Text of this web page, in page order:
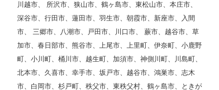
川越市、 所沢市、狭山市、鶴ヶ島市、東松山市、本庄市、
深谷市、行田市、蓮田市、羽生市、朝霞市、新座市、入間
市、 三郷市、八潮市、戸田市、川口市、 蕨市、越谷市、草
加市、春日部市、熊谷市、上尾市、上里町、伊奈町、小鹿野
町、小川町、桶川市、越生町、加須市、神側川町、川島町、
北本市、久喜市、幸手市、坂戸市、越谷市、鴻巣市、志木
市、白岡市、杉戸町、秩父市、東秩父村、鶴ヶ島市、ときが